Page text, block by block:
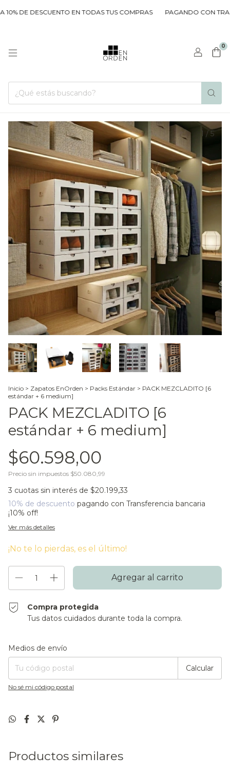
DE DESCUENTO EN TODAS TUS COMPRAS PAGANDO CON
0
1 / 5
Inicio > Zapatos EnOrden > Packs Estándar > PACK MEZCLADITO [6
estándar + 6 medium]
PACK MEZCLADITO [6
estándar + 6 medium]
$60.598,00
Precio sin impuestos $50.080,99
3 cuotas sin interés de $20.199,33
10% de descuento pagando con Transferencia bancaria
¡10% off!
Ver más detalles
¡No te lo pierdas, es el último!
Compra protegida
Tus datos cuidados durante toda la compra.
Entregas para el CP:
Medios de envío
Calcular
No sé mi código postal
Productos similares